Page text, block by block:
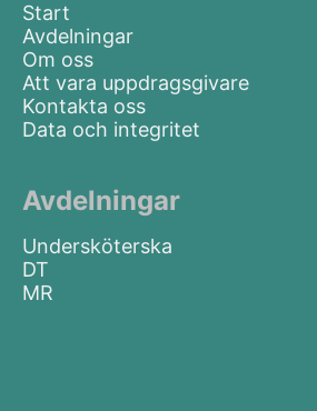
Start
Avdelningar
Om oss
Att vara uppdragsgivare
Kontakta oss
Data och integritet
Avdelningar
Undersköterska
DT
MR